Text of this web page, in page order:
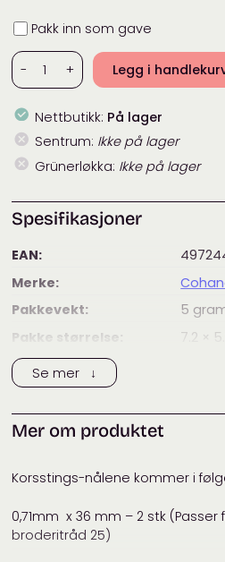
Innpakning
Pakk inn som gave
-
Cohana
Korsstingsnåler
Haibaira
Chiyogami
antall
+ Legg i
Nettbutikk: På lager
Sentrum: Ikke på lager
Grünerløkka: Ikke på lager
Spesifikasjoner
EAN:
Merke:
Pakkevekt:
5
Pakke størrelse:
7.2 ×
Tags:
Kategorier:
Se mer ↓
Mer om produktet
Korsstings-nålene kommer i
0,71mm x 36 mm – 2 stk
broderitråd 25)